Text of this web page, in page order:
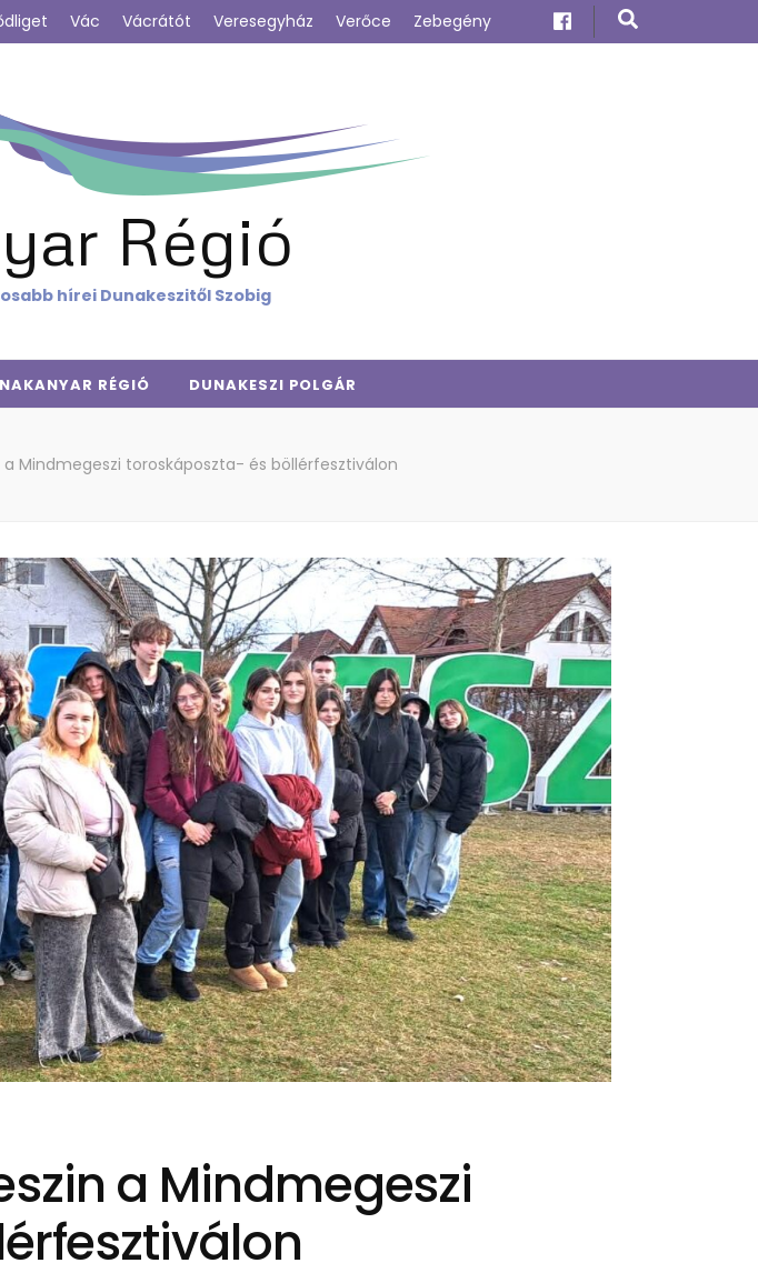
Vác Vácrátót Veresegyház Verőce Zebegény
Régió
hírei Dunakeszitől Szobig
RÉGIÓ DUNAKESZI POLGÁR
a Mindmegeszi toroskáposzta- és böllérfesztiválon
a Mindmegeszi